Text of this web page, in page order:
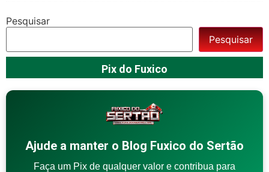
Pesquisar
Pesquisar
Pix do Fuxico
Ajude a manter o Blog Fuxico do Sertão
Faça um Pix de qualquer valor e contribua para